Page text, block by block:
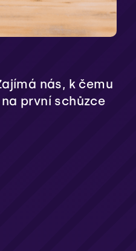
nás, k čemu
první schůzce